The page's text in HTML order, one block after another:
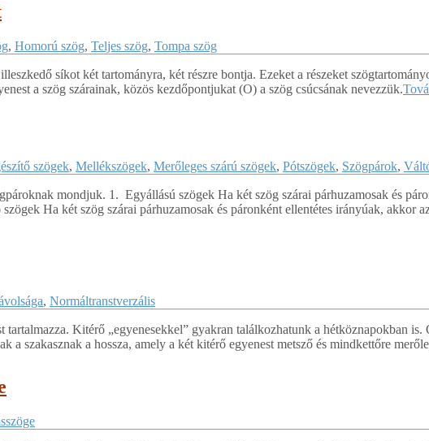
, Homorú szög, Teljes szög, Tompa szög
síkot két tartományra, két részre bontja. Ezeket a részeket
a szög szárainak, közös kezdőpontjukat (O) a szög csúcsának nevezzük.
szögek, Mellékszögek, Merőleges szárú szögek, Pótszögek, Szögpárok,
mondjuk. 1. Egyállású szögek Ha két szög szárai párhuzamosak és
Ha két szög szárai párhuzamosak és páronként ellentétes irányúak, akkor
, Normáltranstverzális
Kitérő „egyenesekkel” gyakran találkozhatunk a hétköznapokban
a szakasznak a hossza, amely a két kitérő egyenest metsző és mindkettőre